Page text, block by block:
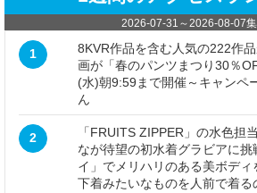
2026-07-31 ～2026-08-07
1
8KVR作品を含む人気の222作
画が「春のパンツまつり30％
(水)朝9:59まで開催～キャンペ
ん
2
「FRUITS ZIPPER」の水色担
なが待望の初水着グラビアに
イ」でメリハリのある美ボデ
下着みたいなものを人前で着る